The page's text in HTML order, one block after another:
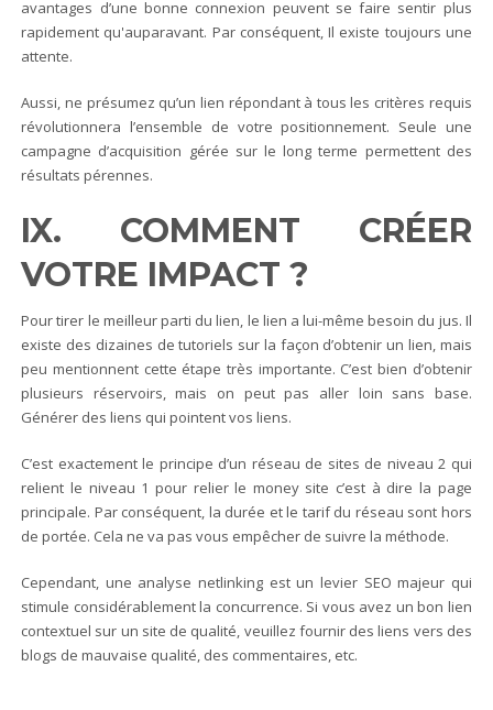
avantages d’une bonne connexion peuvent se faire sentir plus
rapidement qu'auparavant. Par conséquent, Il existe toujours une
attente.
Aussi, ne présumez qu’un lien répondant à tous les critères requis
révolutionnera l’ensemble de votre positionnement. Seule une
campagne d’acquisition gérée sur le long terme permettent des
résultats pérennes.
IX. COMMENT CRÉER
VOTRE IMPACT ?
Pour tirer le meilleur parti du lien, le lien a lui-même besoin du jus. Il
existe des dizaines de tutoriels sur la façon d’obtenir un lien, mais
peu mentionnent cette étape très importante. C’est bien d’obtenir
plusieurs réservoirs, mais on peut pas aller loin sans base.
Générer des liens qui pointent vos liens.
C’est exactement le principe d’un réseau de sites de niveau 2 qui
relient le niveau 1 pour relier le money site c’est à dire la page
principale. Par conséquent, la durée et le tarif du réseau sont hors
de portée. Cela ne va pas vous empêcher de suivre la méthode.
Cependant, une analyse netlinking est un levier SEO majeur qui
stimule considérablement la concurrence. Si vous avez un bon lien
contextuel sur un site de qualité, veuillez fournir des liens vers des
blogs de mauvaise qualité, des commentaires, etc.